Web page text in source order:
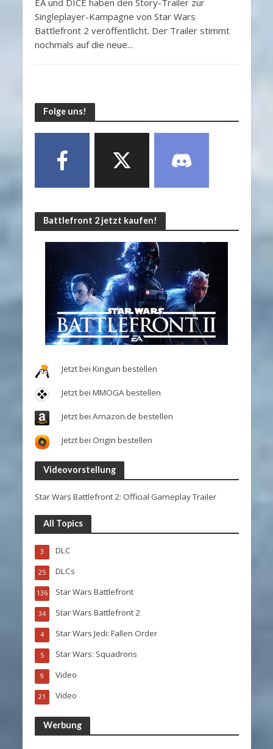
Singleplayer-Kampagne von Star Wars
Battlefront 2 veröffentlicht. Der Trailer stimmt
nochmals auf die neue...
Folge uns!
Battlefront 2 jetzt kaufen!
Jetzt bei Kinguin bestellen
Jetzt bei MMOGA bestellen
Jetzt bei Amazon.de bestellen
Jetzt bei Origin bestellen
Videovorstellung
Star Wars Battlefront 2: Official Gameplay Trailer
All Topics
DLC
3
DLCs
25
Star Wars Battlefront
136
Star Wars Battlefront 2
34
Star Wars Jedi: Fallen Order
4
Star Wars: Squadrons
5
Video
9
Video
21
Werbung